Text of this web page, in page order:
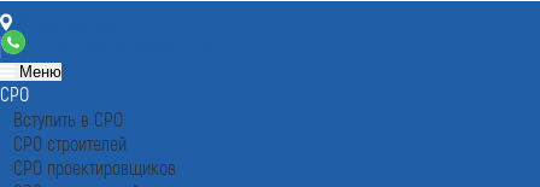
Контакты
Меню
СРО
Вступить в СРО
СРО строителей
СРО проектировщиков